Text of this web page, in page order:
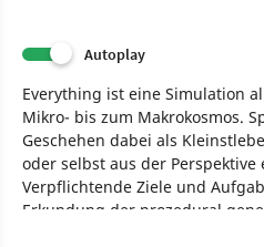
Autoplay
Everything ist eine Simulation
Mikro- bis zum Makrokosmos.
Geschehen dabei als
oder selbst aus der Perspektive
Verpflichtende Ziele und
Erkundung der prozedural